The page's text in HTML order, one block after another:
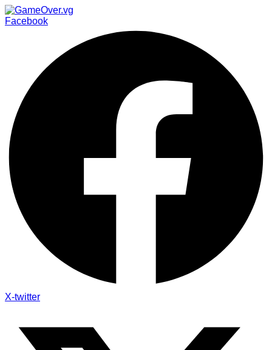
Facebook
X-twitter